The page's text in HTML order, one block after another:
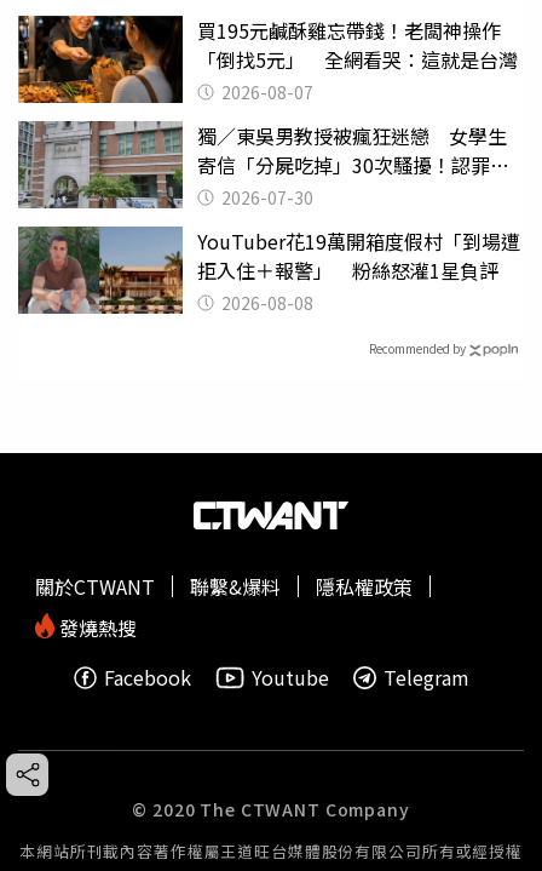
買195元鹹酥雞忘帶錢！老闆神操作
「倒找5元」 全網看哭：這就是台灣
2026-08-07
獨／東吳男教授被瘋狂迷戀 女學生
寄信「分屍吃掉」30次騷擾！認罪免
關 2026-07-30
YouTuber花19萬開箱度假村「到場遭
拒入住＋報警」 粉絲怒灌1星負評
2026-08-08
Recommended by
關於CTWANT 聯繫&爆料
隱私權政策
發燒熱搜
Facebook
Youtube Telegram
© 2020 The CTWANT Company
本網站所刊載內容著作權屬王道旺台媒體股份有限公司所有或經授權